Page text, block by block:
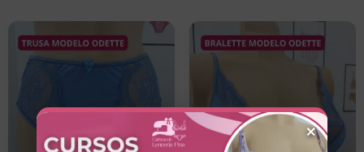
×